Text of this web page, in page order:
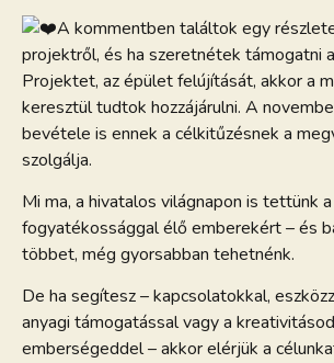
A kommentben találtok egy
projektről, és ha szeretnétek támogatni
Projektet, az épület felújítását, akkor a
keresztül tudtok hozzájárulni. A
bevétele is ennek a célkitűzésnek a
szolgálja.
Mi ma, a hivatalos világnapon is tettünk a
fogyatékossággal élő emberekért – és
többet, még gyorsabban tehetnénk.
De ha segítesz – kapcsolatokkal,
anyagi támogatással vagy a
emberségeddel – akkor elérjük a